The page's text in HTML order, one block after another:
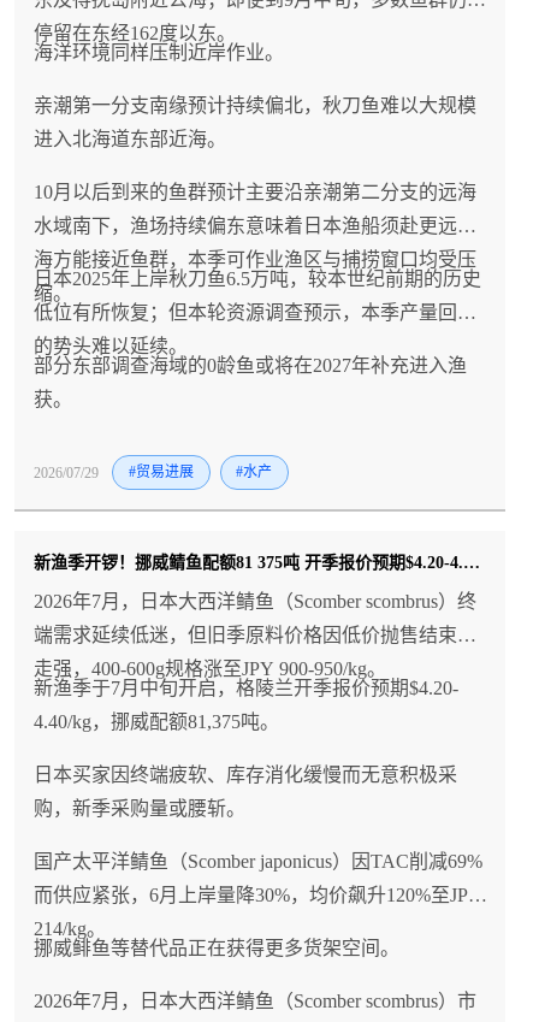
停留在东经162度以东。
海洋环境同样压制近岸作业。
亲潮第一分支南缘预计持续偏北，秋刀鱼难以大规模
进入北海道东部近海。
10月以后到来的鱼群预计主要沿亲潮第二分支的远海
水域南下，渔场持续偏东意味着日本渔船须赴更远外
海方能接近鱼群，本季可作业渔区与捕捞窗口均受压
缩。
日本2025年上岸秋刀鱼6.5万吨，较本世纪前期的历史
低位有所恢复；但本轮资源调查预示，本季产量回升
的势头难以延续。
部分东部调查海域的0龄鱼或将在2027年补充进入渔
获。
2026/07/29 #贸易进展 #水产
新渔季开锣！挪威鲭鱼配额81 375吨 开季报价预期$4.20-4.40/kg——日本买家却
2026年7月，日本大西洋鲭鱼（Scomber scombrus）终
端需求延续低迷，但旧季原料价格因低价抛售结束而
走强，400-600g规格涨至JPY 900-950/kg。
新渔季于7月中旬开启，格陵兰开季报价预期$4.20-
4.40/kg，挪威配额81,375吨。
日本买家因终端疲软、库存消化缓慢而无意积极采
购，新季采购量或腰斩。
国产太平洋鲭鱼（Scomber japonicus）因TAC削减69%
而供应紧张，6月上岸量降30%，均价飙升120%至JPY
214/kg。
挪威鲱鱼等替代品正在获得更多货架空间。
2026年7月，日本大西洋鲭鱼（Scomber scombrus）市